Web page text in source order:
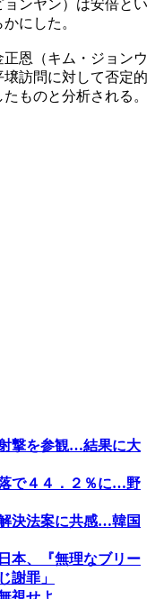
ンヤン）は安倍とい
にした。
恩（キム・ジョンウ
訪問に対して否定的
ものと分析される。
撃を参観…結果に大
で４４．２％に…野
決法案に共感…韓国
本、『無理なブリー
謝罪」